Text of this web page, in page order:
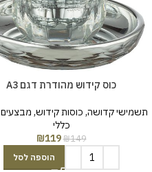
כוס קידוש מהודרת דגם A3
תשמישי קדושה, כוסות קידוש, מבצעים SALE
כללי
₪149
₪119
הוספה לסל